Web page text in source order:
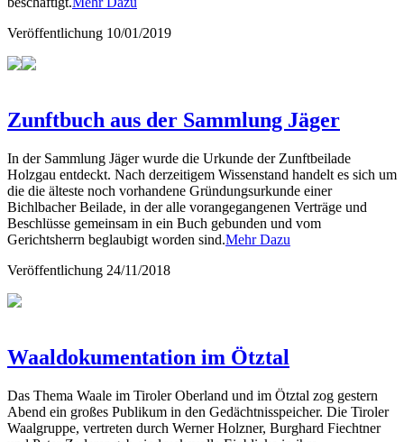
Veröffentlichung 10/01/2019
Zunftbuch aus der Sammlung Jäger
In der Sammlung Jäger wurde die Urkunde der Zunftbeilade
Holzgau entdeckt. Nach derzeitigem Wissenstand handelt es sich um
die die älteste noch vorhandene Gründungsurkunde einer
Bichlbacher Beilade, in der alle vorangegangenen Verträge und
Beschlüsse gemeinsam in ein Buch gebunden und vom
Gerichtsherrn beglaubigt worden sind.Mehr Dazu
Veröffentlichung 24/11/2018
Waaldokumentation im Ötztal
Das Thema Waale im Tiroler Oberland und im Ötztal zog gestern
Abend ein großes Publikum in den Gedächtnisspeicher. Die Tiroler
Waalgruppe, vertreten durch Werner Holzner, Burghard Fiechtner